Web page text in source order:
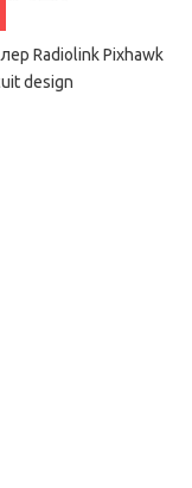
Radiolink Pixhawk
design